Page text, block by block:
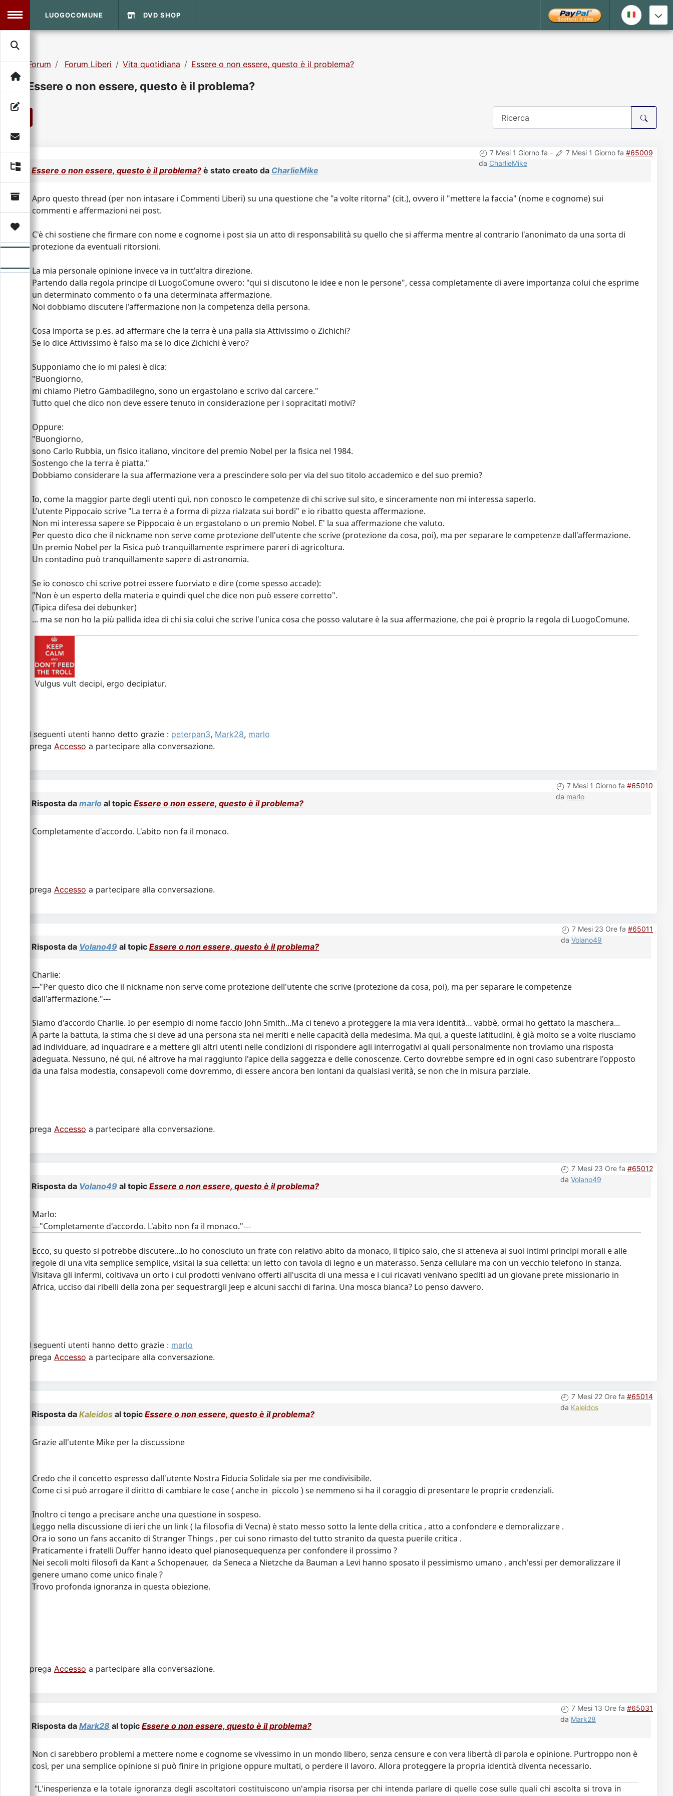
MENU
Search
DVD Shop
Info Sito
Login
Vecchio Sito
Archivio
LUOGOCOMUNE DVD SHOP
Forum Forum Liberi Vita quotidiana Essere o non essere, questo è il problema?
Essere o non essere, questo è il problema?
7 Mesi 1 Giorno fa - 7 Mesi 1 Giorno fa #65009
da CharlieMike
Essere o non essere, questo è il problema? è stato creato da CharlieMike
Apro questo thread (per non intasare i Commenti Liberi) su una questione che "a volte ritorna" (cit.), ovvero il "mettere la faccia" (nome e cognome) sui
commenti e affermazioni nei post.
C'è chi sostiene che firmare con nome e cognome i post sia un atto di responsabilità su quello che si afferma mentre al contrario l'anonimato da una sorta di
protezione da eventuali ritorsioni.
La mia personale opinione invece va in tutt'altra direzione.
Partendo dalla regola principe di LuogoComune ovvero: "qui si discutono le idee e non le persone", cessa completamente di avere importanza colui che esprime
un determinato commento o fa una determinata affermazione.
Noi dobbiamo discutere l'affermazione non la competenza della persona.
Cosa importa se p.es. ad affermare che la terra è una palla sia Attivissimo o Zichichi?
Se lo dice Attivissimo è falso ma se lo dice Zichichi è vero?
Supponiamo che io mi palesi è dica:
"Buongiorno,
mi chiamo Pietro Gambadilegno, sono un ergastolano e scrivo dal carcere."
Tutto quel che dico non deve essere tenuto in considerazione per i sopracitati motivi?
Oppure:
"Buongiorno,
sono Carlo Rubbia, un fisico italiano, vincitore del premio Nobel per la fisica nel 1984.
Sostengo che la terra è piatta."
Dobbiamo considerare la sua affermazione vera a prescindere solo per via del suo titolo accademico e del suo premio?
Io, come la maggior parte degli utenti quì, non conosco le competenze di chi scrive sul sito, e sinceramente non mi interessa saperlo.
L'utente Pippocaio scrive "La terra è a forma di pizza rialzata sui bordi" e io ribatto questa affermazione.
Non mi interessa sapere se Pippocaio è un ergastolano o un premio Nobel. E' la sua affermazione che valuto.
Per questo dico che il nickname non serve come protezione dell'utente che scrive (protezione da cosa, poi), ma per separare le competenze dall'affermazione.
Un premio Nobel per la Fisica può tranquillamente esprimere pareri di agricoltura.
Un contadino può tranquillamente sapere di astronomia.
Se io conosco chi scrive potrei essere fuorviato e dire (come spesso accade):
"Non è un esperto della materia e quindi quel che dice non può essere corretto".
(Tipica difesa dei debunker)
... ma se non ho la più pallida idea di chi sia colui che scrive l'unica cosa che posso valutare è la sua affermazione, che poi è proprio la regola di LuogoComune.
Vulgus vult decipi, ergo decipiatur.
I seguenti utenti hanno detto grazie : peterpan3, Mark28, marlo
Si prega Accesso a partecipare alla conversazione.
7 Mesi 1 Giorno fa #65010
da marlo
Risposta da marlo al topic Essere o non essere, questo è il problema?
Completamente d'accordo. L'abito non fa il monaco.
Si prega Accesso a partecipare alla conversazione.
7 Mesi 23 Ore fa #65011
da Volano49
Risposta da Volano49 al topic Essere o non essere, questo è il problema?
Charlie:
---"Per questo dico che il nickname non serve come protezione dell'utente che scrive (protezione da cosa, poi), ma per separare le competenze
dall'affermazione."---
Siamo d'accordo Charlie. Io per esempio di nome faccio John Smith...Ma ci tenevo a proteggere la mia vera identità… vabbè, ormai ho gettato la maschera...
A parte la battuta, la stima che si deve ad una persona sta nei meriti e nelle capacità della medesima. Ma qui, a queste latitudini, è già molto se a volte riusciamo
ad individuare, ad inquadrare e a mettere gli altri utenti nelle condizioni di rispondere agli interrogativi ai quali personalmente non troviamo una risposta
adeguata. Nessuno, né qui, né altrove ha mai raggiunto l'apice della saggezza e delle conoscenze. Certo dovrebbe sempre ed in ogni caso subentrare l'opposto
da una falsa modestia, consapevoli come dovremmo, di essere ancora ben lontani da qualsiasi verità, se non che in misura parziale.
Si prega Accesso a partecipare alla conversazione.
7 Mesi 23 Ore fa #65012
da Volano49
Risposta da Volano49 al topic Essere o non essere, questo è il problema?
Marlo:
---"Completamente d'accordo. L'abito non fa il monaco."---
Ecco, su questo si potrebbe discutere...Io ho conosciuto un frate con relativo abito da monaco, il tipico saio, che si atteneva ai suoi intimi principi morali e alle
regole di una vita semplice semplice, visitai la sua celletta: un letto con tavola di legno e un materasso. Senza cellulare ma con un vecchio telefono in stanza.
Visitava gli infermi, coltivava un orto i cui prodotti venivano offerti all'uscita di una messa e i cui ricavati venivano spediti ad un giovane prete missionario in
Africa, ucciso dai ribelli della zona per sequestrargli Jeep e alcuni sacchi di farina. Una mosca bianca? Lo penso davvero.
I seguenti utenti hanno detto grazie : marlo
Si prega Accesso a partecipare alla conversazione.
7 Mesi 22 Ore fa #65014
da Kaleidos
Risposta da Kaleidos al topic Essere o non essere, questo è il problema?
Grazie all'utente Mike per la discussione
Credo che il concetto espresso dall'utente Nostra Fiducia Solidale sia per me condivisibile.
Come ci si può arrogare il diritto di cambiare le cose ( anche in piccolo ) se nemmeno si ha il coraggio di presentare le proprie credenziali.
Inoltro ci tengo a precisare anche una questione in sospeso.
Leggo nella discussione di ieri che un link ( la filosofia di Vecna) è stato messo sotto la lente della critica , atto a confondere e demoralizzare .
Ora io sono un fans accanito di Stranger Things , per cui sono rimasto del tutto stranito da questa puerile critica .
Praticamente i fratelli Duffer hanno ideato quel pianosequequenza per confondere il prossimo ?
Nei secoli molti filosofi da Kant a Schopenauer, da Seneca a Nietzche da Bauman a Levi hanno sposato il pessimismo umano , anch'essi per demoralizzare il
genere umano come unico finale ?
Trovo profonda ignoranza in questa obiezione.
Si prega Accesso a partecipare alla conversazione.
7 Mesi 13 Ore fa #65031
da Mark28
Risposta da Mark28 al topic Essere o non essere, questo è il problema?
Non ci sarebbero problemi a mettere nome e cognome se vivessimo in un mondo libero, senza censure e con vera libertà di parola e opinione. Purtroppo non è
così, per una semplice opinione si può finire in prigione oppure multati, o perdere il lavoro. Allora proteggere la propria identità diventa necessario.
"L'inesperienza e la totale ignoranza degli ascoltatori costituiscono un'ampia risorsa per chi intenda parlare di quelle cose sulle quali chi ascolta si trova in